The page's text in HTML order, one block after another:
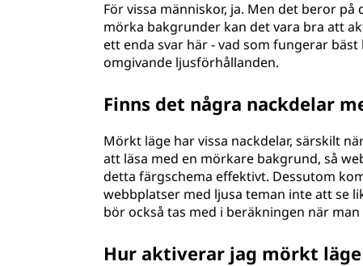
För vissa människor, ja. Men det beror
mörka bakgrunder kan det vara bra att
ett enda svar här - vad som fungerar
omgivande ljusförhållanden.
Finns det några nackdelar
Mörkt läge har vissa nackdelar, särskilt
att läsa med en mörkare bakgrund, så
detta färgschema effektivt. Dessutom
webbplatser med ljusa teman inte att se
bör också tas med i beräkningen när
Hur aktiverar jag mörkt